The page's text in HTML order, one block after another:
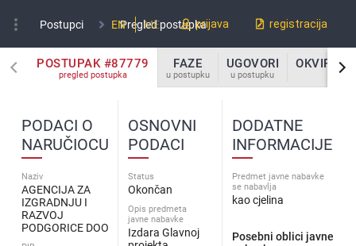
more_vert Postupci Pregled postupka
EN ME prijava registracija
POSTUPAK #87779
pregled postupka
FAZE
u postupku
UGOVORI
u postupku
OKVIRNI
u
OSNOVNI
PODACI
Status
Okončan
Opis predmeta
javne nabavke
Izdara Glavnoj
DODATNE
INFORMACIJE
Predmet javne nabavke
se nabavlja
kao cjelina
Posebni oblici javne
PODACI O
NARUČIOCU
Naziv
AGENCIJA ZA
IZGRADNJU I
RAZVOJ
PODGORICE DOO